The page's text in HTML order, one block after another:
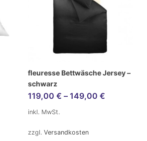
fleuresse Bettwäsche Jersey –
schwarz
119,00 € – 149,00 €
inkl. MwSt.
zzgl. Versandkosten